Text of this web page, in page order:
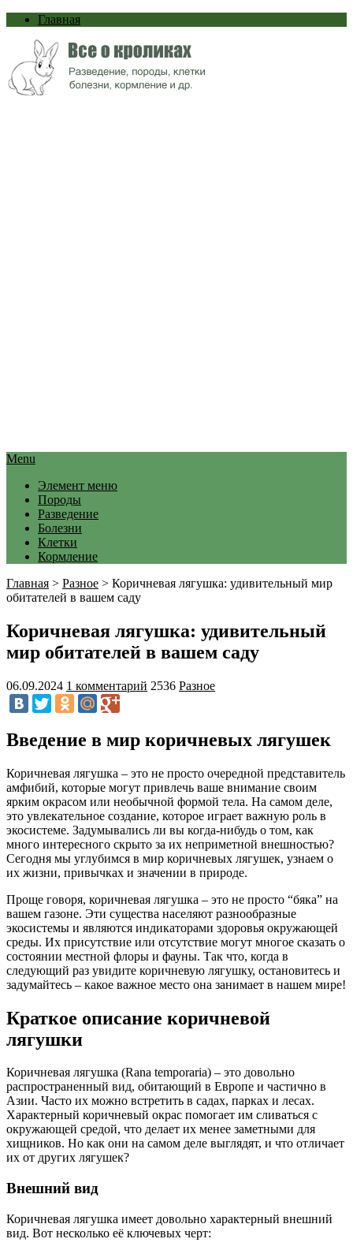
Главная
Menu
Элемент меню
Породы
Разведение
Болезни
Клетки
Кормление
Главная > Разное > Коричневая лягушка: удивительный мир
обитателей в вашем саду
Коричневая лягушка: удивительный
мир обитателей в вашем саду
06.09.2024 1 комментарий 2536 Разное
Введение в мир коричневых лягушек
Коричневая лягушка – это не просто очередной представитель
амфибий, которые могут привлечь ваше внимание своим
ярким окрасом или необычной формой тела. На самом деле,
это увлекательное создание, которое играет важную роль в
экосистеме. Задумывались ли вы когда-нибудь о том, как
много интересного скрыто за их неприметной внешностью?
Сегодня мы углубимся в мир коричневых лягушек, узнаем о
их жизни, привычках и значении в природе.
Проще говоря, коричневая лягушка – это не просто “бяка” на
вашем газоне. Эти существа населяют разнообразные
экосистемы и являются индикаторами здоровья окружающей
среды. Их присутствие или отсутствие могут многое сказать о
состоянии местной флоры и фауны. Так что, когда в
следующий раз увидите коричневую лягушку, остановитесь и
задумайтесь – какое важное место она занимает в нашем мире!
Краткое описание коричневой
лягушки
Коричневая лягушка (Rana temporaria) – это довольно
распространенный вид, обитающий в Европе и частично в
Азии. Часто их можно встретить в садах, парках и лесах.
Характерный коричневый окрас помогает им сливаться с
окружающей средой, что делает их менее заметными для
хищников. Но как они на самом деле выглядят, и что отличает
их от других лягушек?
Внешний вид
Коричневая лягушка имеет довольно характерный внешний
вид. Вот несколько её ключевых черт: